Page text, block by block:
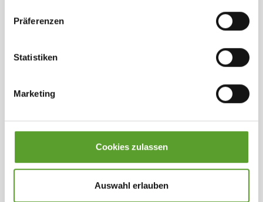
Präferenzen
Statistiken
Marketing
Cookies zulassen
Auswahl erlauben
Sønderbro 10, 7260 Sønder Omme
+45 9386 7260
Die Zahlung erfolgt über einen Zahlungslink, den
der Campingplatz später zusendet. Die Buchung ist
erst bestätigt, wenn die vereinbarte Zahlung
Weitere Informationen folgen per Mail.